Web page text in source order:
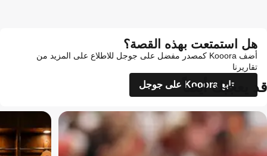
هل استمتعت بهذه القصة؟
أضف Kooora كمصدر مفضل على جوجل للاطلاع على المزيد من
تقاريرنا
تابع Kooora على جوجل
قد يعجبك أيضاً